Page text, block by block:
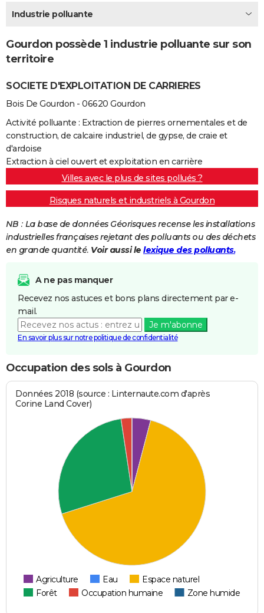
Destinations
City break
Voyage nature
Voyage de noces
Forum
Climat
+PHOTO
GUIDES D'ACHAT
BONS PLANS
CARTE DE VOEUX
Carte de Noël
Carte Bonne année
Carte Saint-Valentin
Carte Pâques
Carte d'anniversaire
DICTIONNAIRE
Dictionnaire
Biographies
Citations
Expressions
Proverbes
PROGRAMME TV
COPAINS D'AVANT
Avis de recherche
AVIS DE DÉCÈS
FORUM
Bricolage
Lifestyle
Culture
Sport
Auto
Television
Voyage
Cinema
Industrie polluante
Gourdon possède 1 industrie polluante sur son
territoire
SOCIETE D'EXPLOITATION DE CARRIERES
Bois De Gourdon - 06620 Gourdon
Activité polluante : Extraction de pierres ornementales et de
construction, de calcaire industriel, de gypse, de craie et
d'ardoise
Extraction à ciel ouvert et exploitation en carrière
Villes avec le plus de sites pollués ?
Risques naturels et industriels à Gourdon
NB : La base de données Géorisques recense les installations
industrielles françaises rejetant des polluants ou des déchets
en grande quantité. Voir aussi le lexique des polluants.
A ne pas manquer
Recevez nos astuces et bons plans directement par e-
mail.
Je m'abonne
En savoir plus sur notre politique de confidentialité
Occupation des sols à Gourdon
Données 2018 (source : Linternaute.com d'après
Corine Land Cover)
Agriculture Eau
Espace naturel
Forêt
Occupation humaine Zone humide